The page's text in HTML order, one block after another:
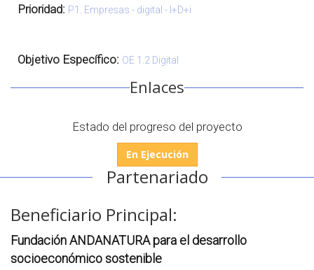
Prioridad: P1. Empresas - digital - I+D+i
Objetivo Específico: OE 1.2 Digital
Enlaces
Estado del progreso del proyecto
En Ejecución
Partenariado
Beneficiario Principal:
Fundación ANDANATURA para el desarrollo
socioeconómico sostenible